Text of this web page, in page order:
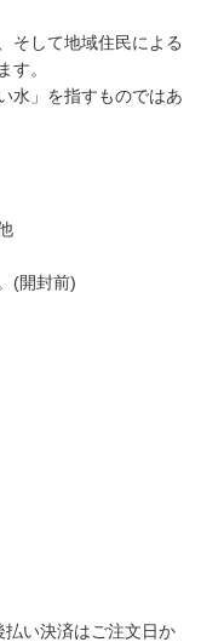
そして地域住民による
す。
水」を指すものではあ
(開封前)
い決済はご注文日か